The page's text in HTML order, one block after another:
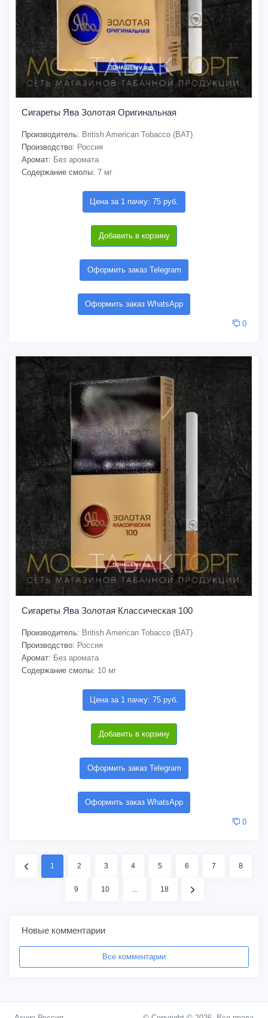
Сигареты Ява Золотая Оригинальная
Производитель: British American Tobacco (BAT)
Производство: Россия
Аромат: Без аромата
Содержание смолы: 7 мг
Цена за 1 пачку: 75 руб.
Добавить в корзину
Оформить заказ Telegram
Оформить заказ WhatsApp
0
Сигареты Ява Золотая Классическая 100
Производитель: British American Tobacco (BAT)
Производство: Россия
Аромат: Без аромата
Содержание смолы: 10 мг
Цена за 1 пачку: 75 руб.
Добавить в корзину
Оформить заказ Telegram
Оформить заказ WhatsApp
0
1 2 3 4 5 6 7 8
9 10 ... 18
Новые комментарии
Все комментарии